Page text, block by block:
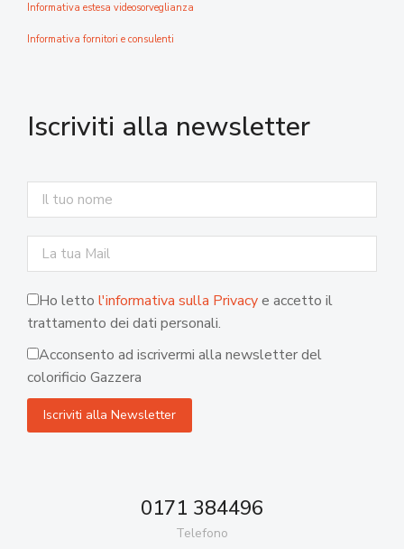
Informativa estesa videosorveglianza
Informativa fornitori e consulenti
Iscriviti alla newsletter
Ho letto l'informativa sulla Privacye accetto il
trattamento dei dati personali.
Acconsento ad iscrivermi alla newsletter del
colorificio Gazzera
0171 384496
Telefono